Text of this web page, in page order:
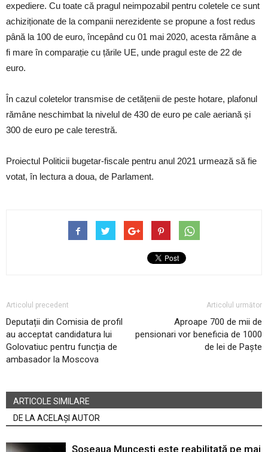
expediere. Cu toate că pragul neimpozabil pentru coletele ce sunt
achiziționate de la companii nerezidente se propune a fost redus
până la 100 de euro, începând cu 01 mai 2020, acesta rămâne a
fi mare în comparație cu țările UE, unde pragul este de 22 de
euro.
În cazul coletelor transmise de cetățenii de peste hotare, plafonul
rămâne neschimbat la nivelul de 430 de euro pe cale aeriană și
300 de euro pe cale terestră.
Proiectul Politicii bugetar-fiscale pentru anul 2021 urmează să fie
votat, în lectura a doua, de Parlament.
Articolul precedent
Deputații din Comisia de profil
au acceptat candidatura lui
Golovatiuc pentru funcția de
ambasador la Moscova
Articolul următor
Aproape 700 de mii de
pensionari vor beneficia de 1000
de lei de Paște
ARTICOLE SIMILARE
DE LA ACELAȘI AUTOR
Șoseaua Muncești este reabilitată pe mai